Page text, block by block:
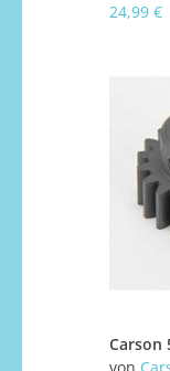
24,99 €